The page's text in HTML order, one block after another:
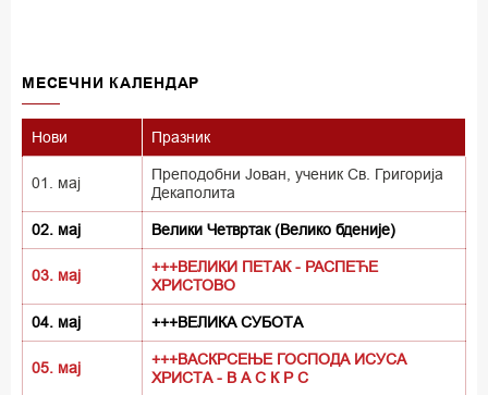
MECEЧНИ КАЛЕНДАР
Нови Празник
01. мај
Преподобни Јован, ученик Св. Григорија
Декаполита
02. мај Велики Четвртак (Велико бденије)
03. мај
+++ВЕЛИКИ ПЕТАК - РАСПЕЋЕ
ХРИСТОВО
04. мај +++ВЕЛИКА СУБОТА
05. мај
+++ВАСКРСЕЊЕ ГОСПОДА ИСУСА
ХРИСТА - В А С К Р С